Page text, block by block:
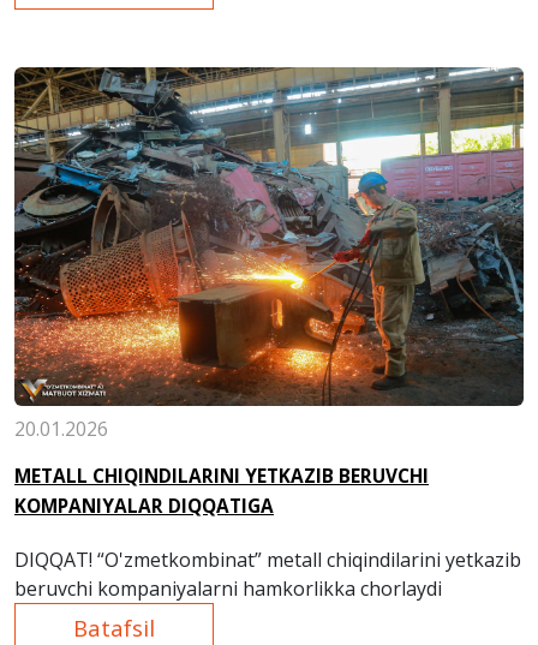
20.01.2026
METALL CHIQINDILARINI YETKAZIB BERUVCHI
KOMPANIYALAR DIQQATIGA
DIQQAT! “O'zmetkombinat” metall chiqindilarini yetkazib
beruvchi kompaniyalarni hamkorlikka chorlaydi
Batafsil